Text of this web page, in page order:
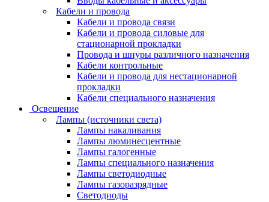
Кабели и провода
Кабели и провода связи
Кабели и провода силовые для
стационарной прокладки
Провода и шнуры различного назначения
Кабели контрольные
Кабели и провода для нестационарной
прокладки
Кабели специального назначения
Освещение
Лампы (источники света)
Лампы накаливания
Лампы люминесцентные
Лампы галогенные
Лампы специального назначения
Лампы светодиодные
Лампы газоразрядные
Светодиоды